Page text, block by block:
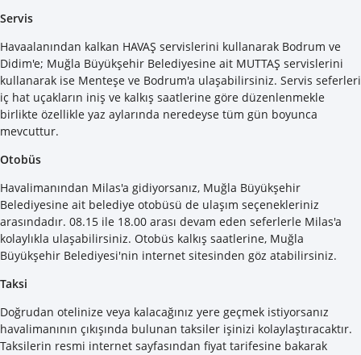
Servis
Havaalanından kalkan HAVAŞ servislerini kullanarak Bodrum ve
Didim'e; Muğla Büyükşehir Belediyesine ait MUTTAŞ servislerini
kullanarak ise Menteşe ve Bodrum'a ulaşabilirsiniz. Servis seferleri
iç hat uçakların iniş ve kalkış saatlerine göre düzenlenmekle
birlikte özellikle yaz aylarında neredeyse tüm gün boyunca
mevcuttur.
Otobüs
Havalimanından Milas'a gidiyorsanız, Muğla Büyükşehir
Belediyesine ait belediye otobüsü de ulaşım seçenekleriniz
arasındadır. 08.15 ile 18.00 arası devam eden seferlerle Milas'a
kolaylıkla ulaşabilirsiniz. Otobüs kalkış saatlerine, Muğla
Büyükşehir Belediyesi'nin internet sitesinden göz atabilirsiniz.
Taksi
Doğrudan otelinize veya kalacağınız yere geçmek istiyorsanız
havalimanının çıkışında bulunan taksiler işinizi kolaylaştıracaktır.
Taksilerin resmi internet sayfasından fiyat tarifesine bakarak